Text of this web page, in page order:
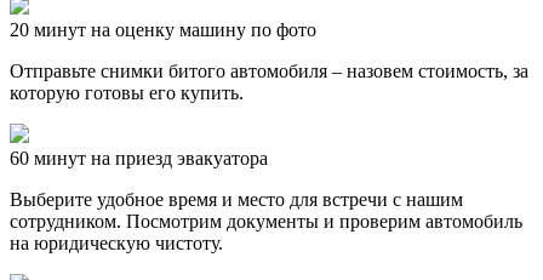
20 минут на оценку машину по фото
Отправьте снимки битого автомобиля – назовем стоимость, за
которую готовы его купить.
60 минут на приезд эвакуатора
Выберите удобное время и место для встречи с нашим
сотрудником. Посмотрим документы и проверим автомобиль
на юридическую чистоту.